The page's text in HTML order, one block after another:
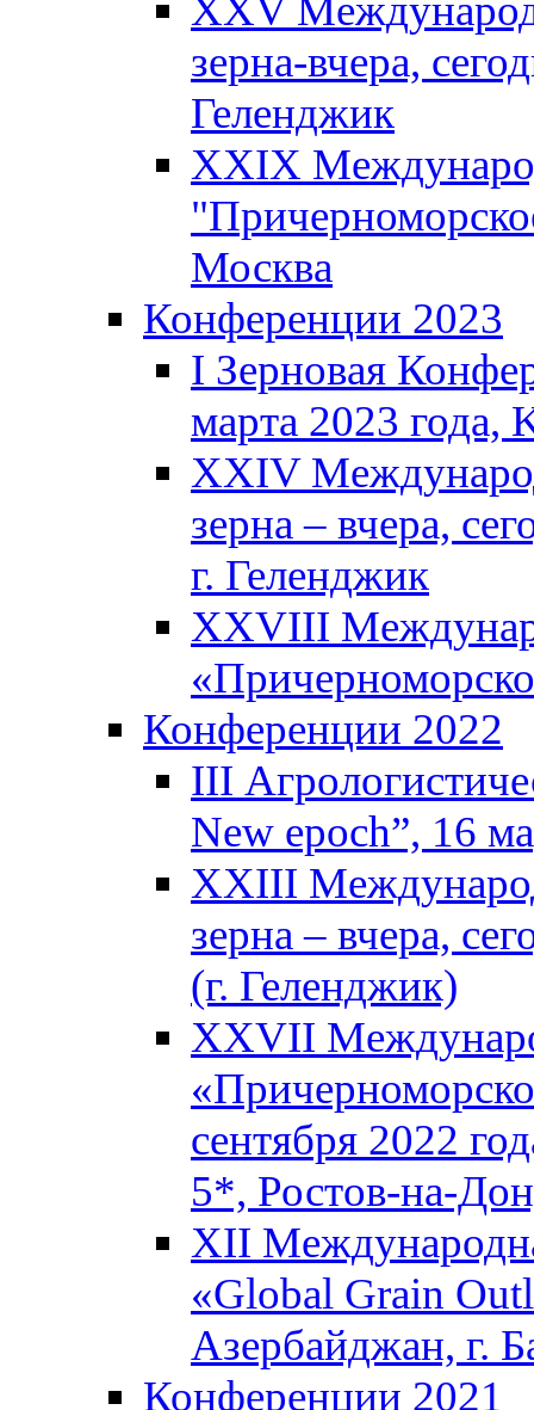
XXV
зерна-вчера,
Геленджик
XXIX
Москва
Конференции 2023
I Зерновая
марта 2023 года,
XXIV
зерна – вчера,
г. Геленджик
XXVIII
Конференции 2022
III
New epoch”, 16
XXIII
зерна – вчера,
(г. Геленджик)
XXVII
сентября 2022
5*, Ростов-на-
XII
«Global Grain
Азербайджан, г.
Конференции 2021